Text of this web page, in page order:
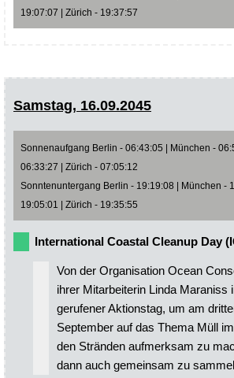
19:07:07 | Zürich - 19:37:57
Samstag, 16.09.2045
Sonnenaufgang Berlin - 06:43:05 | München -
06:33:27 | Zürich - 07:05:12
Sonntenuntergang Berlin - 19:19:08 | München -
19:05:01 | Zürich - 19:35:55
International Coastal Cleanup Day
Von der Organisation Ocean
ihrer Mitarbeiterin Linda Maraniss
gerufener Aktionstag, um am
September auf das Thema Müll
den Stränden aufmerksam zu
dann auch gemeinsam zu